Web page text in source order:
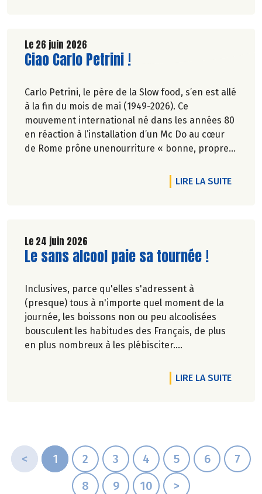
Le 26 juin 2026
Lire la suite de l'article
Ciao Carlo Petrini !
Carlo Petrini, le père de la Slow food, s’en est allé
à la fin du mois de mai (1949-2026). Ce
mouvement international né dans les années 80
en réaction à l’installation d’un Mc Do au cœur
de Rome prône unenourriture « bonne, propre
republions ici l’entretien qu’il avait accordé
àCulture Bioen 2018,et qui reste totalement
LIRE LA SUITEDE
Le 24 juin 2026
Lire la suite de l'article
Le sans alcool paie sa tournée !
Inclusives, parce qu'elles s'adressent à
(presque) tous à n'importe quel moment de la
journée, les boissons non ou peu alcoolisées
bousculent les habitudes des Français, de plus
en plus nombreux à les plébisciter.
LIRE LA SUITEDE
< 1 2 3 4 5 6
7
8
9 10 >